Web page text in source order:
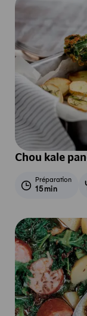
Chou kale
Préparation
15min